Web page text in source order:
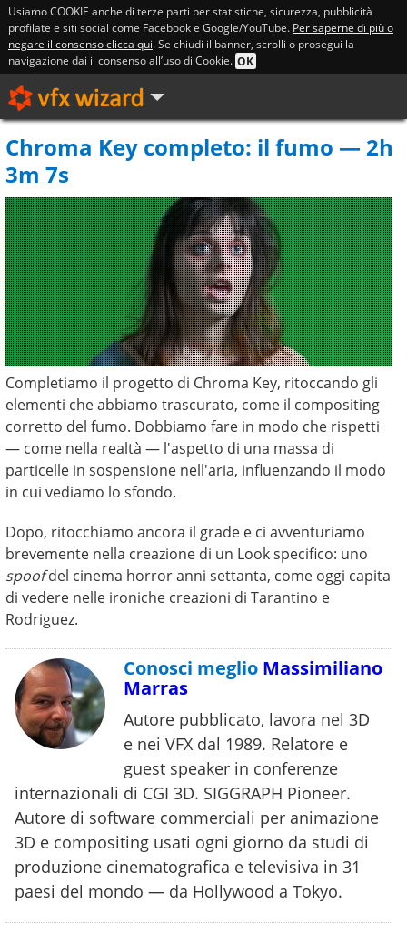
Usiamo COOKIE anche di terze parti per statistiche, sicurezza, pubblicità
profilate e siti social come Facebook e Google/YouTube. Per saperne di più o
negare il consenso clicca qui. Se chiudi il banner, scrolli o prosegui la
navigazione dai il consenso all’uso di Cookie. OK
Chroma Key completo: il fumo — 2h
3m 7s
Completiamo il progetto di Chroma Key, ritoccando gli
elementi che abbiamo trascurato, come il compositing
corretto del fumo. Dobbiamo fare in modo che rispetti
— come nella realtà — l'aspetto di una massa di
particelle in sospensione nell'aria, influenzando il modo
in cui vediamo lo sfondo.
Dopo, ritocchiamo ancora il grade e ci avventuriamo
brevemente nella creazione di un Look specifico: uno
spoofdel cinema horror anni settanta, come oggi capita
di vedere nelle ironiche creazioni di Tarantino e
Rodriguez.
Conosci meglio Massimiliano
Marras
Autore pubblicato, lavora nel 3D
e nei VFX dal 1989. Relatore e
guest speaker in conferenze
internazionali di CGI 3D. SIGGRAPH Pioneer.
Autore di software commerciali per animazione
3D e compositing usati ogni giorno da studi di
produzione cinematografica e televisiva in 31
paesi del mondo — da Hollywood a Tokyo.